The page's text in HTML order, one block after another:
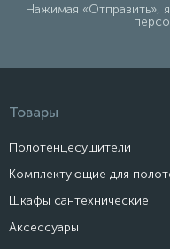
Нажимая «Отправить»,
Товары
Полотенцесушители
Комплектующие для
Шкафы сантехнические
Аксессуары